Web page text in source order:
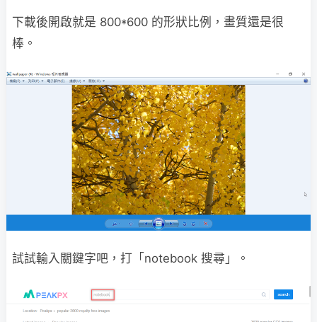
下載後開啟就是 800*600 的形狀比例，畫質還是很
棒。
試試輸入關鍵字吧，打「notebook 搜尋」。